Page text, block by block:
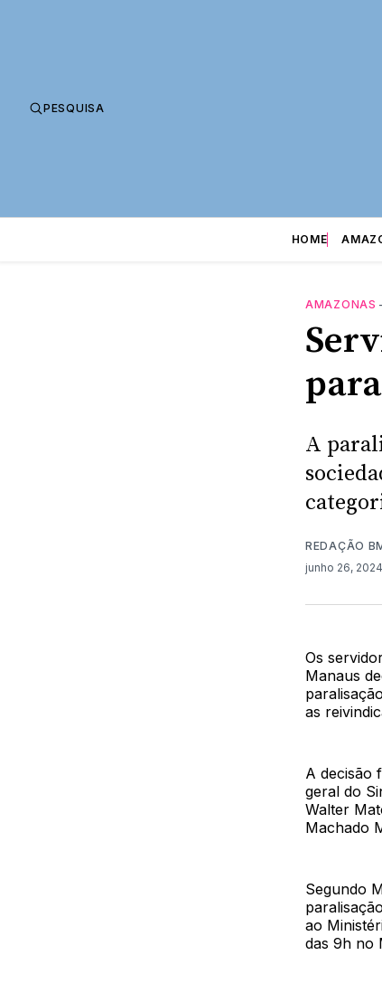
PESQUISA
HOME
AMAZONAS
A
REDAÇÃO
junho 26, 2024
Os
Manaus
as
A decisão
geral do
Walter
Machado
Segundo
ao
das 9h no